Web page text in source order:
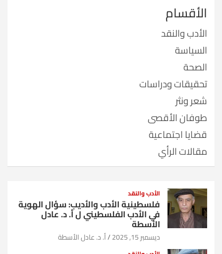
الأقسام
الأدب والنقد
السياسة
الصحة
تحقيقات ودراسات
شعر ونثر
طوفان الأقصى
قضايا اجتماعية
مقالات الرأي
الأدب والنقد
فلسطينية الأدب والأديب: سؤال الهوية
في الأدب الفلسطيني ل أ. د. عادل
الأسطة
ديسمبر 15, 2025 أ. د. عادل الأسطة